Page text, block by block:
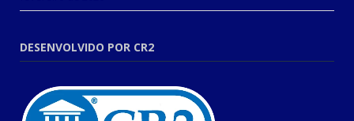
DESENVOLVIDO POR CR2